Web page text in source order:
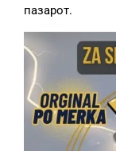
пазарот.